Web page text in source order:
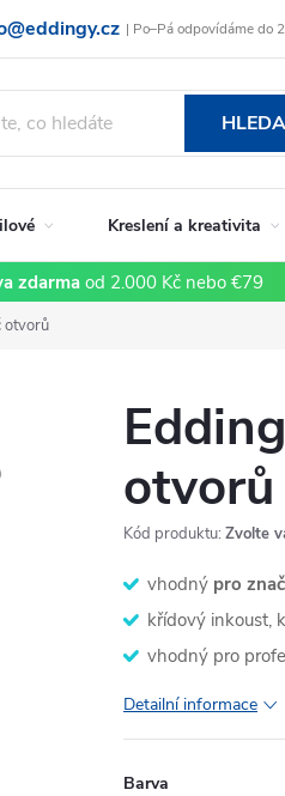
| Po–Pá odpovídáme do
Vrácení zboží a reklamace
Kreslení a kreativita
zdarma od 2.000 Kč nebo €79
otvorů
otvorů
Kód produktu: Zvolte
vhodný pro
křídový inkoust,
vhodný pro
Detailní informace
Barva